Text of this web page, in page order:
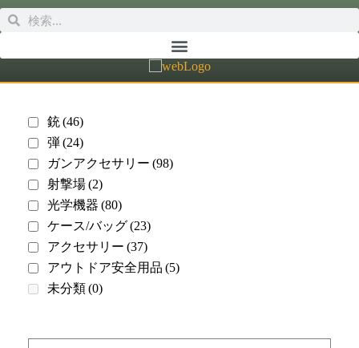
銃(46)
弾(24)
ガンアクセサリー (98)
射撃場(2)
光学機器 (80)
ケース/バッグ(23)
アクセサリー (37)
アウトドア安全用品 (5)
未分類(0)